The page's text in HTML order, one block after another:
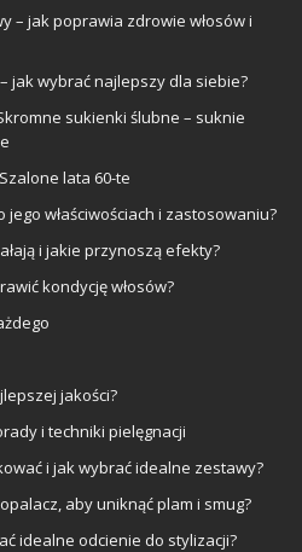
– jak poprawia zdrowie włosów i
jak wybrać najlepszy dla siebie?
sukienki ślubne – suknie
lata 60-te
jego właściwościach i zastosowaniu?
i jakie przynoszą efekty?
kondycję włosów?
jakości?
i techniki pielęgnacji
i jak wybrać idealne zestawy?
aby uniknąć plam i smug?
idealne odcienie do stylizacji?